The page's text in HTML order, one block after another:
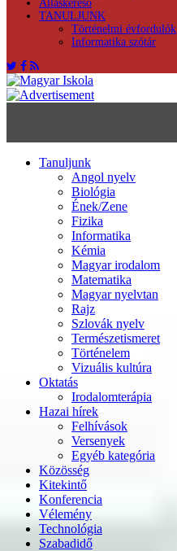
Álláskereső
TANULJUNK
Történelmi évfordulók
Informatika szótár
Tanuljunk
Angol nyelv
Biológia
Ének/Zene
Fizika
Informatika
Kémia
Magyar irodalom
Matematika
Magyar nyelvtan
Rajz
Szlovák nyelv
Természetismeret
Történelem
Vizuális kultúra
Oktatás
Irodalomterápia
Hazai hírek
Felhívások
Versenyek
Egyéb kategória
Közösség
Kitekintő
Konferencia
Vélemény
Technológia
Szabadidő